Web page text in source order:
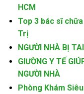
HCM
Top 3 bác sĩ
Trị
NGƯỜI NHÀ BỊ
GIƯỜNG Y TẾ
NGƯỜI NHÀ
Phòng Khám